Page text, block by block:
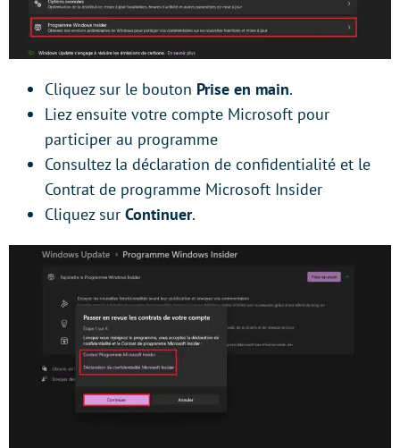
Cliquez sur le bouton Prise en main.
Liez ensuite votre compte Microsoft pour
participer au programme
Consultez la déclaration de confidentialité et le
Contrat de programme Microsoft Insider
Cliquez sur Continuer.